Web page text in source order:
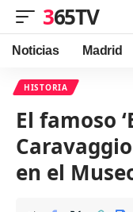
365TV
Noticias Madrid
HISTORIA
El famoso
en el